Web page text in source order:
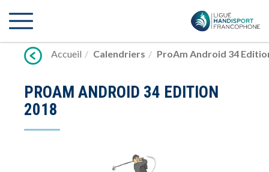
vers
Accueil
Calendriers ProAm Android 34
PROAM ANDROID 34 EDITION
2018